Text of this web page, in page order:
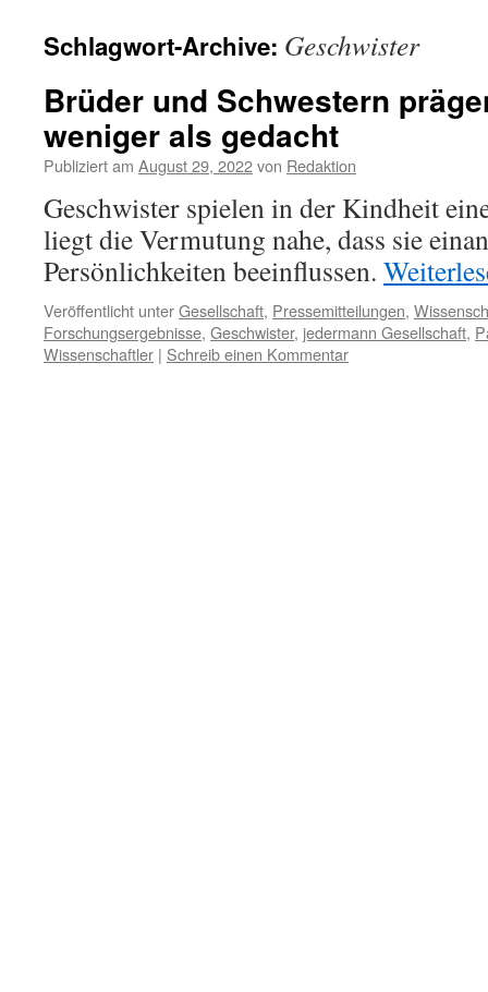
Schlagwort-Archive: Geschwister
Brüder und Schwestern
weniger als gedacht
Publiziert am August 29, 2022von Redaktion
Geschwister spielen in der Kindheit
liegt die Vermutung nahe, dass sie
Persönlichkeiten beeinflussen.
Veröffentlicht unterGesellschaft, Pressemitteilungen,
Forschungsergebnisse, Geschwister, jedermann Gesellschaft,
Wissenschaftler | Schreib einen Kommentar